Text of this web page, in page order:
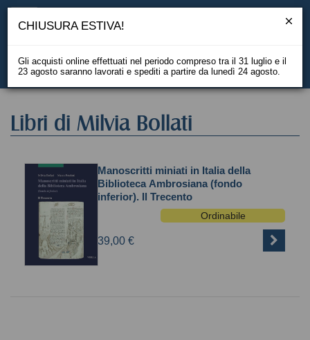
EN
Libri di Milvia Bollati
Manoscritti miniati in Italia della
Biblioteca Ambrosiana (fondo
inferior). Il Trecento
Ordinabile
39,00 €
CHIUSURA ESTIVA!
Gli acquisti online effettuati nel periodo compreso tra il 31 luglio e il
23 agosto saranno lavorati e spediti a partire da lunedì 24 agosto.